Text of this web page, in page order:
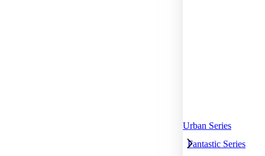
Urban Series
Fantastic Series